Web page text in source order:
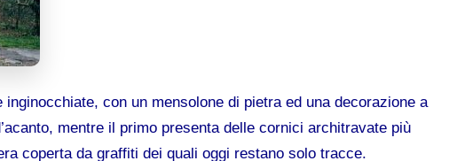
con un mensolone di pietra ed una decorazione a
mentre il primo presenta delle cornici architravate più
coperta da graffiti dei quali oggi restano solo tracce.